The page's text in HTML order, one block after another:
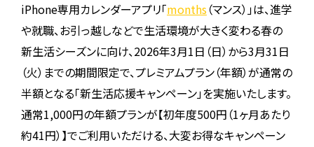
iPhone専用カレンダーアプリ「months（マンス）」は、進学
や就職、お引っ越しなどで生活環境が大きく変わる春の
新生活シーズンに向け、2026年3月1日（日）から3月31日
（火）までの期間限定で、プレミアムプラン（年額）が通常の
半額となる「新生活応援キャンペーン」を実施いたします。
通常1,000円の年額プランが【初年度500円（1ヶ月あたり
約41円）】でご利用いただける、大変お得なキャンペーン